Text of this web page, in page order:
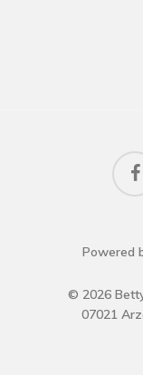
Powered
© 2026
07021